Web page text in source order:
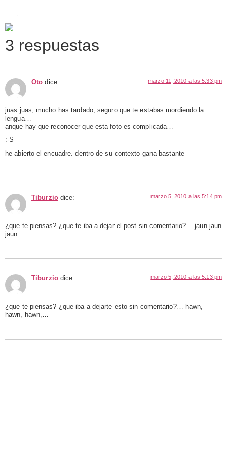
3 respuestas
Oto dice: marzo 11, 2010 a las 5:33 pm
juas juas, mucho has tardado, seguro que te estabas mordiendo la
lengua…
anque hay que reconocer que esta foto es complicada…
:-S
he abierto el encuadre. dentro de su contexto gana bastante
Tiburzio dice: marzo 5, 2010 a las 5:14 pm
¿que te piensas? ¿que te iba a dejar el post sin comentario?… jaun jaun
jaun …
Tiburzio dice: marzo 5, 2010 a las 5:13 pm
¿que te piensas? ¿que iba a dejarte esto sin comentario?… hawn,
hawn, hawn,…